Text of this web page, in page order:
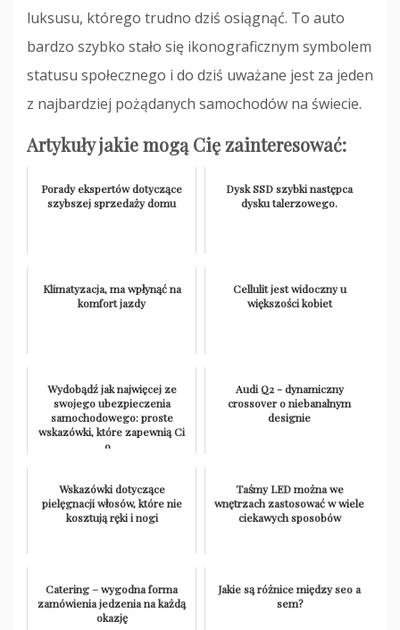
luksusu, którego trudno dziś osiągnąć. To auto
bardzo szybko stało się ikonograficznym symbolem
statusu społecznego i do dziś uważane jest za jeden
z najbardziej pożądanych samochodów na świecie.
Artykuły jakie mogą Cię zainteresować:
Porady ekspertów dotyczące
szybszej sprzedaży domu
Dysk SSD szybki następca
dysku talerzowego.
Klimatyzacja, ma wpłynąć na
komfort jazdy
Cellulit jest widoczny u
większości kobiet
Wydobądź jak najwięcej ze
swojego ubezpieczenia
samochodowego: proste
wskazówki, które zapewnią Ci
o...
Audi Q2 - dynamiczny
crossover o niebanalnym
designie
Wskazówki dotyczące
pielęgnacji włosów, które nie
kosztują ręki i nogi
Taśmy LED można we
wnętrzach zastosować w wiele
ciekawych sposobów
Catering – wygodna forma
zamówienia jedzenia na każdą
okazję
Jakie są różnice między seo a
sem?